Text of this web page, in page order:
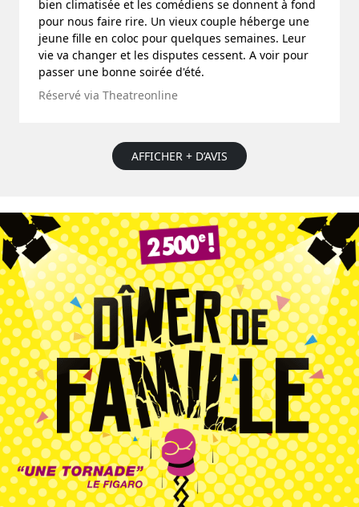
bien climatisée et les comédiens se donnent à fond
pour nous faire rire. Un vieux couple héberge une
jeune fille en coloc pour quelques semaines. Leur
vie va changer et les disputes cessent. A voir pour
passer une bonne soirée d'été.
Réservé via Theatreonline
AFFICHER + D’AVIS